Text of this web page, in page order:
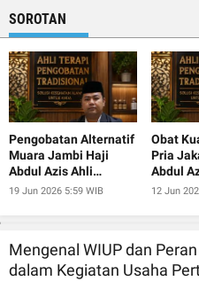
SOROTAN
Pengobatan Alternatif
Muara Jambi Haji
Abdul Azis Ahli
Pembesar Alat Vital
19 Jun 2026 5:59 WIB
Obat
Pria
Abdul
12 Jun
Mengenal WIUP dan
dalam Kegiatan Usaha